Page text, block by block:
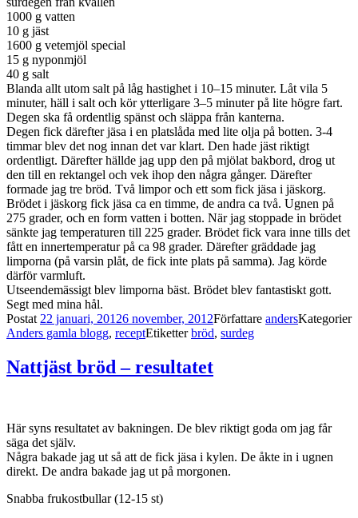
1000 g vatten
10 g jäst
1600 g vetemjöl special
15 g nyponmjöl
40 g salt
Blanda allt utom salt på låg hastighet i 10–15 minuter. Låt vila 5
minuter, häll i salt och kör ytterligare 3–5 minuter på lite högre fart.
Degen ska få ordentlig spänst och släppa från kanterna.
Degen fick därefter jäsa i en platslåda med lite olja på botten. 3-4
timmar blev det nog innan det var klart. Den hade jäst riktigt
ordentligt. Därefter hällde jag upp den på mjölat bakbord, drog ut
den till en rektangel och vek ihop den några gånger. Därefter
formade jag tre bröd. Två limpor och ett som fick jäsa i jäskorg.
Brödet i jäskorg fick jäsa ca en timme, de andra ca två. Ugnen på
275 grader, och en form vatten i botten. När jag stoppade in brödet
sänkte jag temperaturen till 225 grader. Brödet fick vara inne tills det
fått en innertemperatur på ca 98 grader. Därefter gräddade jag
limporna (på varsin plåt, de fick inte plats på samma). Jag körde
därför varmluft.
Utseendemässigt blev limporna bäst. Brödet blev fantastiskt gott.
Segt med mina hål.
Postat 22 januari, 20126 november, 2012Författare andersKategorier
Anders gamla blogg, receptEtiketterbröd, surdeg
Nattjäst bröd – resultatet
Här syns resultatet av bakningen. De blev riktigt goda om jag får
säga det själv.
Några bakade jag ut så att de fick jäsa i kylen. De åkte in i ugnen
direkt. De andra bakade jag ut på morgonen.
Snabba frukostbullar (12-15 st)